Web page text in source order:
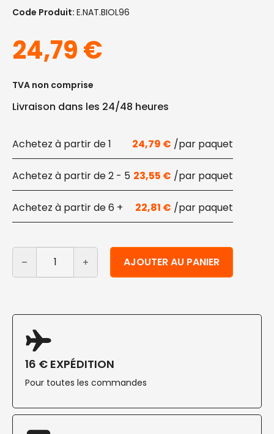
Code Produit: E.NAT.BIOL96
24,79€
TVA non comprise
Livraison dans les 24/48 heures
1 24,79 €
2 - 5 23,55 €
6 + 22,81 €
quantité de Couvercles pour bols jetables de 700 ml
AJOUTER AU PANIER
Alternative:
16 € EXPÉDITION
Pour toutes les commandes